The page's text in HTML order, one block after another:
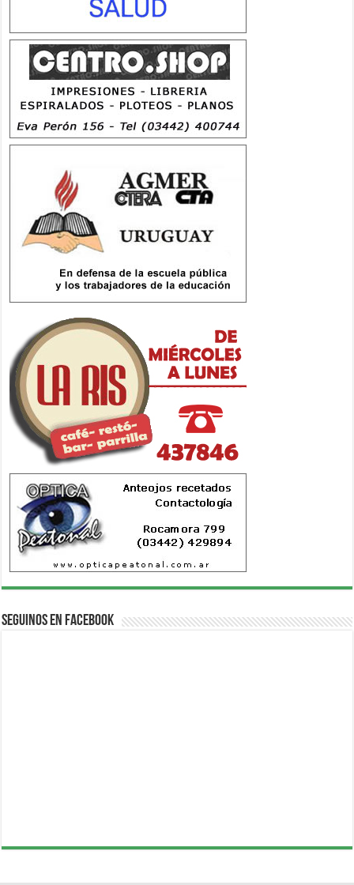
Seguinos en Facebook